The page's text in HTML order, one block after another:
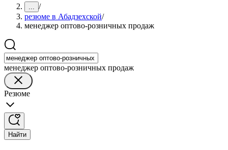
... /
резюме в Абадзехской/
менеджер оптово-розничных продаж
менеджер оптово-розничных продаж
Резюме
Найти